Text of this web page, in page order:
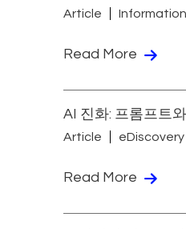
Article
Read More
AI 진화: 프롬프트
Article eDiscovery
Read More